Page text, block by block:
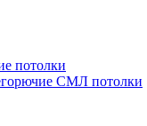
потолки
СМЛ потолки